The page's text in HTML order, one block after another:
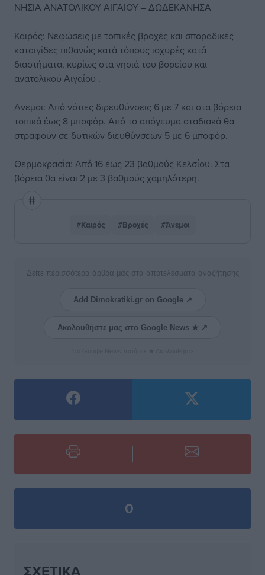
ΝΗΣΙΑ ΑΝΑΤΟΛΙΚΟΥ ΑΙΓΑΙΟΥ – ΔΩΔΕΚΑΝΗΣΑ
Καιρός: Νεφώσεις με τοπικές βροχές και σποραδικές
καταιγίδες πιθανώς κατά τόπους ισχυρές κατά
διαστήματα, κυρίως στα νησιά του βορείου και
ανατολικού Αιγαίου .
Ανεμοι: Από νότιες διρευθύνσεις 6 με 7 και στα βόρεια
τοπικά έως 8 μποφόρ. Από το απόγευμα σταδιακά θα
στραφούν σε δυτικών διευθύνσεων 5 με 6 μποφόρ.
Θερμοκρασία: Από 16 έως 23 βαθμούς Κελσίου. Στα
βόρεια θα είναι 2 με 3 βαθμούς χαμηλότερη.
#Καιρός #Βροχές #Άνεμοι
Δείτε περισσότερα άρθρα μας στα αποτελέσματα αναζήτησης
Add Dimokratiki.gr on Google ↗
Ακολουθήστε μας στο Google News ★ ↗
0